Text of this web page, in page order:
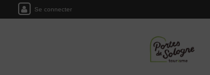
Se connecter